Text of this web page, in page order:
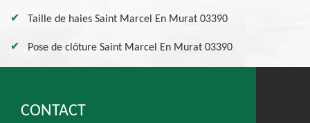
Taille de haies Saint Marcel En Murat 03390
Pose de clôture Saint Marcel En Murat 03390
CONTACT